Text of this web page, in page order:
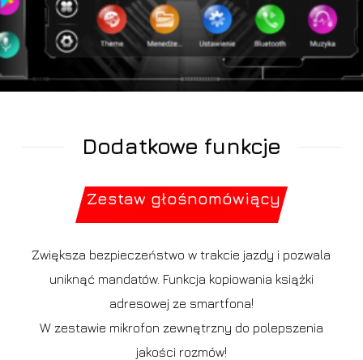
Dodatkowe funkcje
Zestaw głośnomówiący
Zwiększa bezpieczeństwo w trakcie jazdy i pozwala
uniknąć mandatów. Funkcja kopiowania książki
adresowej ze smartfona!
W zestawie mikrofon zewnętrzny do polepszenia
jakości rozmów!